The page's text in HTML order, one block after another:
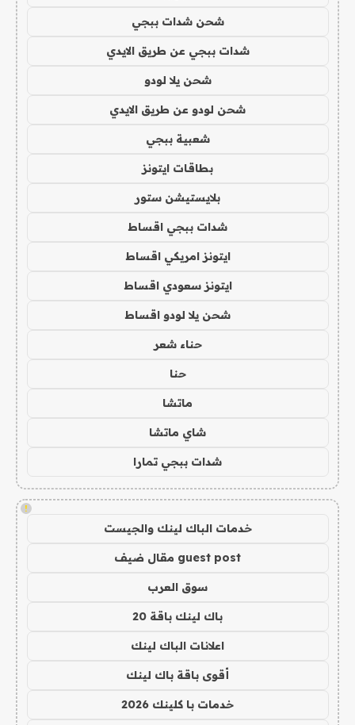
شحن شدات ببجي
شدات ببجي عن طريق الايدي
شحن يلا لودو
شحن لودو عن طريق الايدي
شعبية ببجي
بطاقات ايتونز
بلايستيشن ستور
شدات ببجي اقساط
ايتونز امريكي اقساط
ايتونز سعودي اقساط
شحن يلا لودو اقساط
حناء شعر
حنا
ماتشا
شاي ماتشا
شدات ببجي تمارا
!
خدمات الباك لينك والجيست
guest post مقال ضيف
سوق العرب
باك لينك باقة 20
اعلانات الباك لينك
أقوى باقة باك لينك
خدمات با كلينك 2026